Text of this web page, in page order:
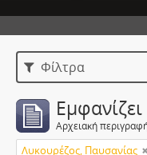
Φίλτρα
Αρχειακή
Λυκουρέζος, Παυσανίας